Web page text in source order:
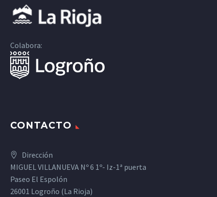
Colabora:
CONTACTO
Dirección
MIGUEL VILLANUEVA Nº 6 1º- Iz-1ª puerta
Paseo El Espolón
26001 Logroño (La Rioja)